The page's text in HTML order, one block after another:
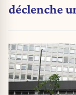
déclenche